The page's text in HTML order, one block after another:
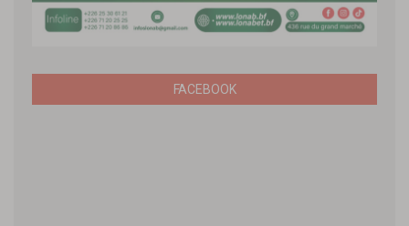
FACEBOOK